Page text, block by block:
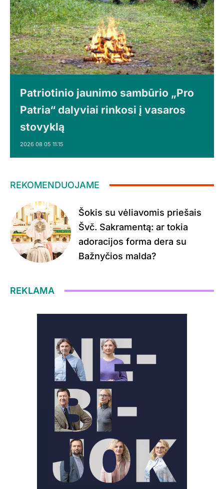
Patriotinio jaunimo sambūrio „Pro
Patria“ dalyviai rinkosi į vasaros
stovyklą
2026 08 05 11:15
REKOMENDUOJAME
Šokis su vėliavomis priešais
Švč. Sakramentą: ar tokia
adoracijos forma dera su
Bažnyčios malda?
REKLAMA